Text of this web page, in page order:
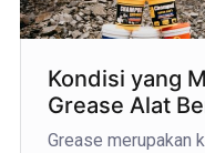
Kondisi yang
Grease Alat
Grease merupakan